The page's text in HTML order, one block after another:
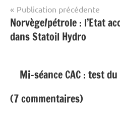
Navigation
de
l’article
Publication précédente
Norvège/pétrole : l’Etat
dans Statoil Hydro
Mi-séance CAC : test
(7 commentaires)